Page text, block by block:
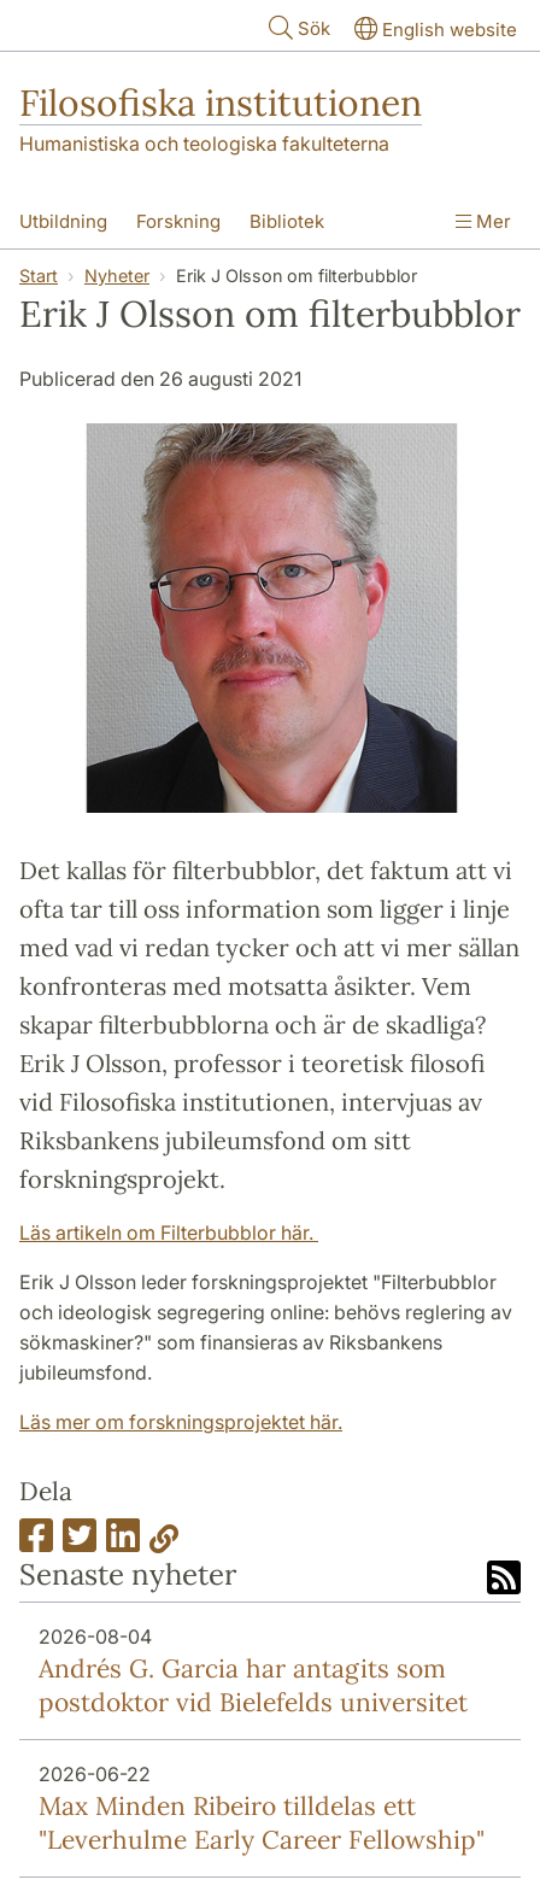
Sök English website
Filosofiska institutionen
Humanistiska och teologiska fakulteterna
Utbildning Forskning Bibliotek
Personal Kontakt Institutionen
Mer
Start Nyheter Erik J Olsson om filterbubblor
Erik J Olsson om filterbubblor
Publicerad den 26 augusti 2021
Det kallas för filterbubblor, det faktum att vi
ofta tar till oss information som ligger i linje
med vad vi redan tycker och att vi mer sällan
konfronteras med motsatta åsikter. Vem
skapar filterbubblorna och är de skadliga?
Erik J Olsson, professor i teoretisk filosofi
vid Filosofiska institutionen, intervjuas av
Riksbankens jubileumsfond om sitt
forskningsprojekt.
Läs artikeln om Filterbubblor här.
Erik J Olsson leder forskningsprojektet "Filterbubblor
och ideologisk segregering online: behövs reglering av
sökmaskiner?" som finansieras av Riksbankens
jubileumsfond.
Läs mer om forskningsprojektet här.
Dela
Senaste nyheter
2026-08-04
Andrés G. Garcia har antagits som
postdoktor vid Bielefelds universitet
2026-06-22
Max Minden Ribeiro tilldelas ett
"Leverhulme Early Career Fellowship"